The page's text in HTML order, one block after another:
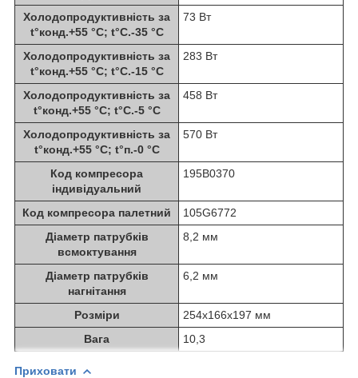
Холодопродуктивність за
t°конд.+55 °C; t°С.-35 °C
73 Вт
Холодопродуктивність за
t°конд.+55 °C; t°С.-15 °C
283 Вт
Холодопродуктивність за
t°конд.+55 °C; t°С.-5 °C
458 Вт
Холодопродуктивність за
t°конд.+55 °C; t°п.-0 °C
570 Вт
Код компресора
індивідуальний
195B0370
Код компресора палетний
105G6772
Діаметр патрубків
всмоктування
8,2 мм
Діаметр патрубків
нагнітання
6,2 мм
Розміри
254х166х197 мм
Вага
10,3
Приховати